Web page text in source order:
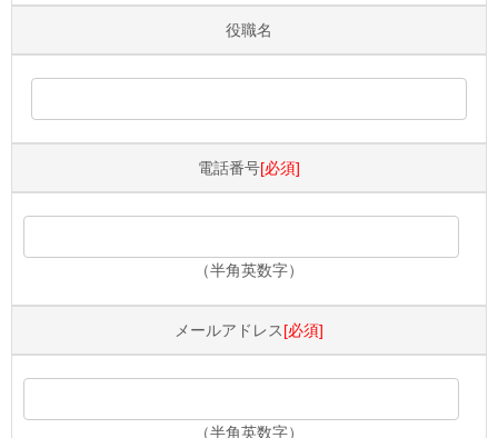
役職名
電話番号[必須]
（半角英数字）
メールアドレス[必須]
（半角英数字）